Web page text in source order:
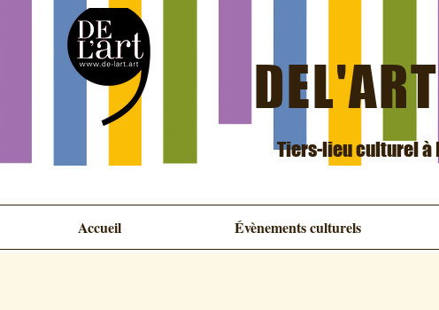
Tiers-lieu culturel à
Accueil Évènements culturels